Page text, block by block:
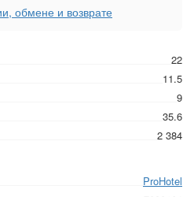
22
11.5
9
35.6
2 384
ProHotel
обмене и возврате